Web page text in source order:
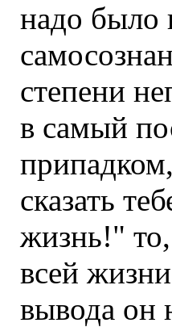
надо было
степени
в самый
сказать
жизнь!"
всей
вывода он